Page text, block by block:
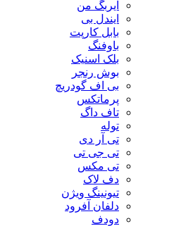
ایربگ من
ایندل بی
بابل کارپت
باوفنگ
بلک اسنیک
بوش رنجر
بی اف گودریچ
پرماتکس
تاف داگ
توله
تی آر دی
تی جی تی
تی مکس
دف لاک
تیونینگ ویژن
دلفان آفرود
دودف